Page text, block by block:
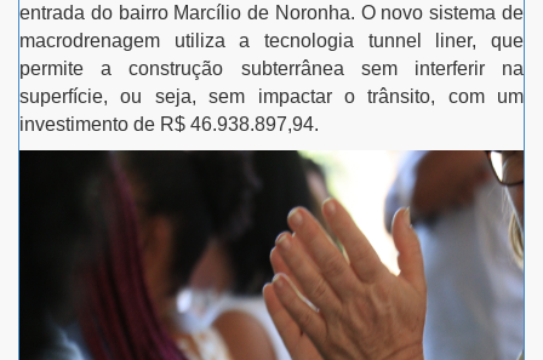
entrada do bairro Marcílio de Noronha. O novo sistema de
macrodrenagem utiliza a tecnologia tunnel liner, que
permite a construção subterrânea sem interferir na
superfície, ou seja, sem impactar o trânsito, com um
investimento de R$ 46.938.897,94.